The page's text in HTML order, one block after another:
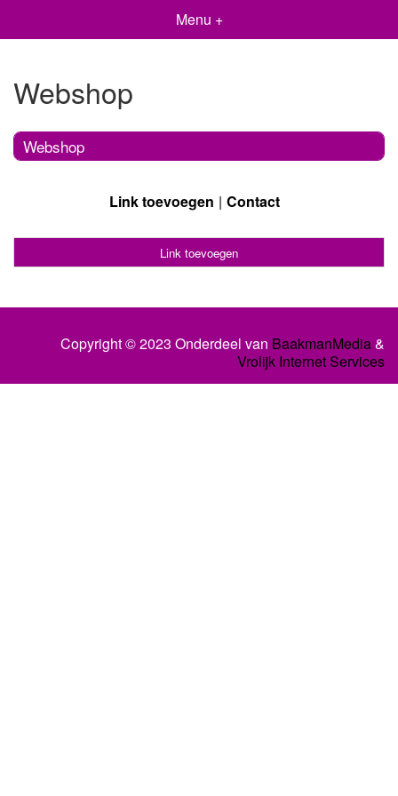
Menu +
Webshop
Webshop
Link toevoegen Contact
Link toevoegen
Copyright © 2023 Onderdeel van BaakmanMedia&
Vrolijk Internet Services